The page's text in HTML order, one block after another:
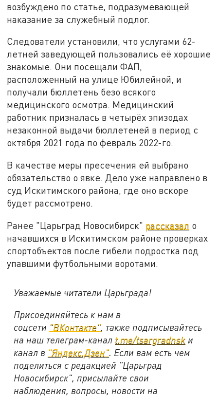
возбуждено по статье, подразумевающей
наказание за служебный подлог.
Следователи установили, что услугами 62-
летней заведующей пользовались её хорошие
знакомые. Они посещали ФАП,
расположенный на улице Юбилейной, и
получали бюллетень безо всякого
медицинского осмотра. Медицинский
работник призналась в четырёх эпизодах
незаконной выдачи бюллетеней в период с
октября 2021 года по февраль 2022-го.
В качестве меры пресечения ей выбрано
обязательство о явке. Дело уже направлено в
суд Искитимского района, где оно вскоре
будет рассмотрено.
Ранее "Царьград Новосибирск" рассказал о
начавшихся в Искитимском районе проверках
спортобъектов после гибели подростка под
упавшими футбольными воротами.
Уважаемые читатели Царьграда!
Присоединяйтесь к нам в
соцсети "ВКонтакте", также подписывайтесь
на наш телеграм-канал t.me/tsargradnsk и
канал в "Яндекс.Дзен". Если вам есть чем
поделиться с редакцией "Царьград
Новосибирск", присылайте свои
наблюдения, вопросы, новости на